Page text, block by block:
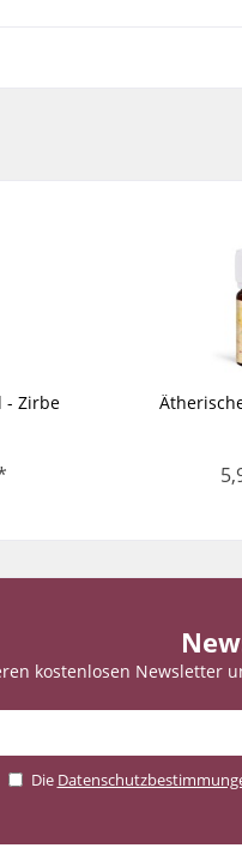
- Zirbe
kostenlosen Newsletter
Die